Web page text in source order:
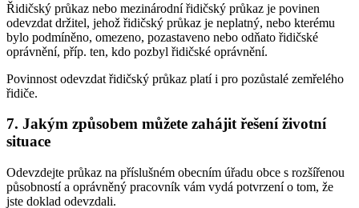
Řidičský průkaz nebo mezinárodní řidičský průkaz je povinen
odevzdat držitel, jehož řidičský průkaz je neplatný, nebo kterému
bylo podmíněno, omezeno, pozastaveno nebo odňato řidičské
oprávnění, příp. ten, kdo pozbyl řidičské oprávnění.
Povinnost odevzdat řidičský průkaz platí i pro pozůstalé zemřelého
řidiče.
7. Jakým způsobem můžete zahájit řešení životní
situace
Odevzdejte průkaz na příslušném obecním úřadu obce s rozšířenou
působností a oprávněný pracovník vám vydá potvrzení o tom, že
jste doklad odevzdali.